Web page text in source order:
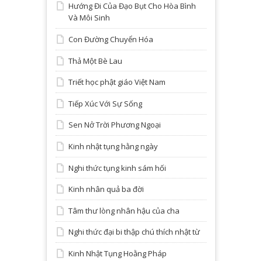
Hướng Đi Của Đạo Bụt Cho Hòa Bình
Và Môi Sinh
Con Đường Chuyển Hóa
Thả Một Bè Lau
Triết học phật giáo Việt Nam
Tiếp Xúc Với Sự Sống
Sen Nở Trời Phương Ngoại
Kinh nhật tụng hằng ngày
Nghi thức tụng kinh sám hối
Kinh nhân quả ba đời
Tâm thư lòng nhân hậu của cha
Nghi thức đại bi thập chú thích nhật từ
Kinh Nhật Tụng Hoằng Pháp